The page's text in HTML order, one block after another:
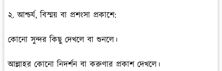
২. আশ্চর্য, বিস্ময় বা প্রশংসা প্রকাশে:
কোনো সুন্দর কিছু দেখলে বা শুনলে।
আল্লাহর কোনো নিদর্শন বা করুণার প্রকাশ দেখলে।